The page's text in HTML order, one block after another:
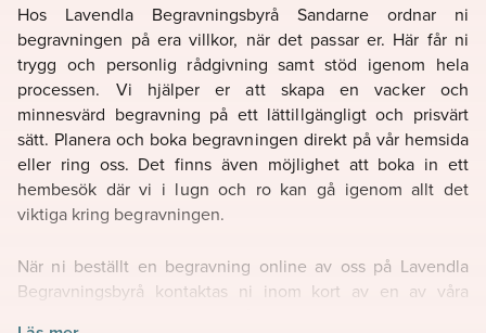
Hos Lavendla Begravningsbyrå Sandarne ordnar ni
begravningen på era villkor, när det passar er. Här får ni
trygg och personlig rådgivning samt stöd igenom hela
processen. Vi hjälper er att skapa en vacker och
minnesvärd begravning på ett lättillgängligt och prisvärt
sätt. Planera och boka begravningen direkt på vår hemsida
eller ring oss. Det finns även möjlighet att boka in ett
hembesök där vi i lugn och ro kan gå igenom allt det
viktiga kring begravningen.
När ni beställt en begravning online av oss på Lavendla
Begravningsbyrå kontaktas ni inom kort av en av våra